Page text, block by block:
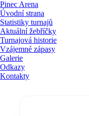
Pinec Arena
Úvodní strana
Statistiky turnajů
Aktuální žebříčky
Turnajová historie
Vzájemné zápasy
Galerie
Odkazy
Kontakty